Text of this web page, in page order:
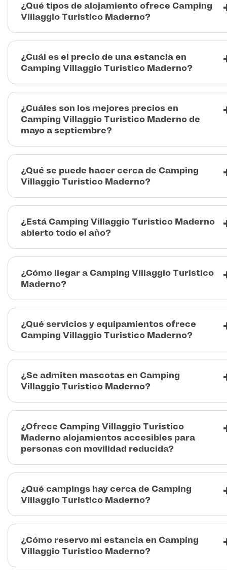
¿Qué tipos de alojamiento ofrece Camping
Villaggio Turistico Maderno?
¿Cuál es el precio de una estancia en
Camping Villaggio Turistico Maderno?
¿Cuáles son los mejores precios en
Camping Villaggio Turistico Maderno de
mayo a septiembre?
¿Qué se puede hacer cerca de Camping
Villaggio Turistico Maderno?
¿Está Camping Villaggio Turistico Maderno
abierto todo el año?
¿Cómo llegar a Camping Villaggio Turistico
Maderno?
¿Qué servicios y equipamientos ofrece
Camping Villaggio Turistico Maderno?
¿Se admiten mascotas en Camping
Villaggio Turistico Maderno?
¿Ofrece Camping Villaggio Turistico
Maderno alojamientos accesibles para
personas con movilidad reducida?
¿Qué campings hay cerca de Camping
Villaggio Turistico Maderno?
¿Cómo reservo mi estancia en Camping
Villaggio Turistico Maderno?